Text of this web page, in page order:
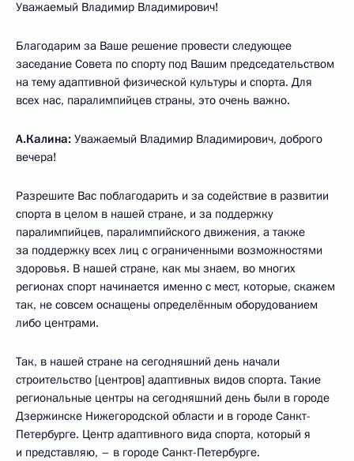
Уважаемый Владимир Владимирович!
Благодарим за Ваше решение провести следующее
заседание Совета по спорту под Вашим председательством
на тему адаптивной физической культуры и спорта. Для
всех нас, паралимпийцев страны, это очень важно.
А.Калина: Уважаемый Владимир Владимирович, доброго
вечера!
Разрешите Вас поблагодарить и за содействие в развитии
спорта в целом в нашей стране, и за поддержку
паралимпийцев, паралимпийского движения, а также
за поддержку всех лиц с ограниченными возможностями
здоровья. В нашей стране, как мы знаем, во многих
регионах спорт начинается именно с мест, которые, скажем
так, не совсем оснащены определённым оборудованием
либо центрами.
Так, в нашей стране на сегодняшний день начали
строительство [центров] адаптивных видов спорта. Такие
региональные центры на сегодняшний день были в городе
Дзержинске Нижегородской области и в городе Санкт-
Петербурге. Центр адаптивного вида спорта, который я
и представляю, – в городе Санкт-Петербурге.